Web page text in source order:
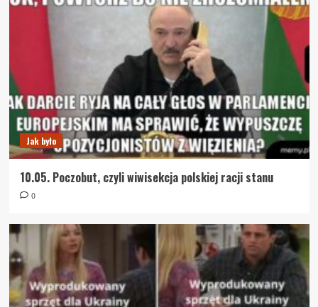
Jak było
10.05. Poczobut, czyli wiwisekcja polskiej racji stanu
0